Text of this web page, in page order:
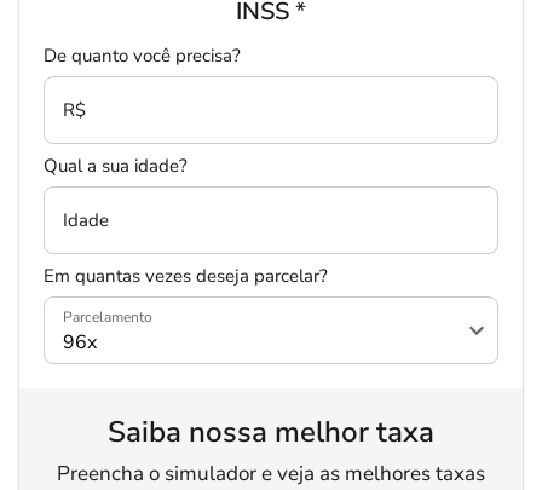
INSS*
De quanto você precisa?
R$
Qual a sua idade?
Idade
Em quantas vezes deseja parcelar?
Parcelamento
Saiba nossa melhor taxa
Preencha o simulador e veja as melhores taxas